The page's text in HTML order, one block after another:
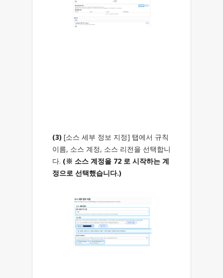
(3) [소스 세부 정보 지정] 탭에서 규칙
이름, 소스 계정, 소스 리전을 선택합니
다. (※ 소스 계정을 72 로 시작하는 계
정으로 선택했습니다.)